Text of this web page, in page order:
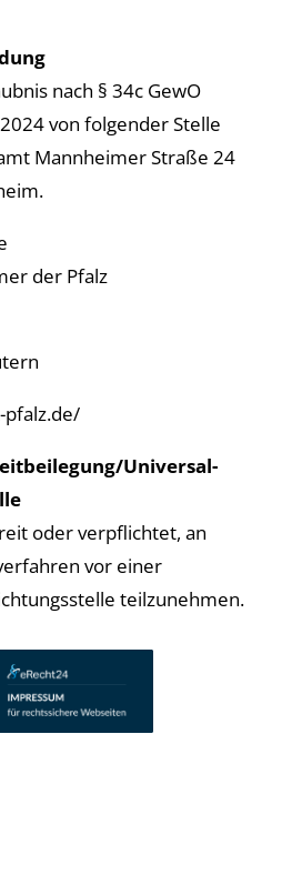
nach § 34c GewO
von folgender Stelle
Mannheimer Straße 24
der Pfalz
Universal­
oder verpflichtet, an
vor einer
teilzunehmen.